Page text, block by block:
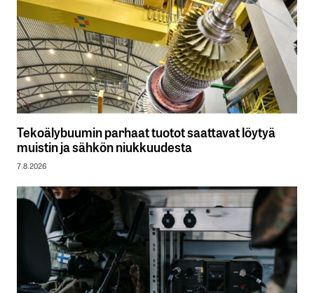
Tekoälybuumin parhaat tuotot saattavat löytyä
muistin ja sähkön niukkuudesta
7.8.2026